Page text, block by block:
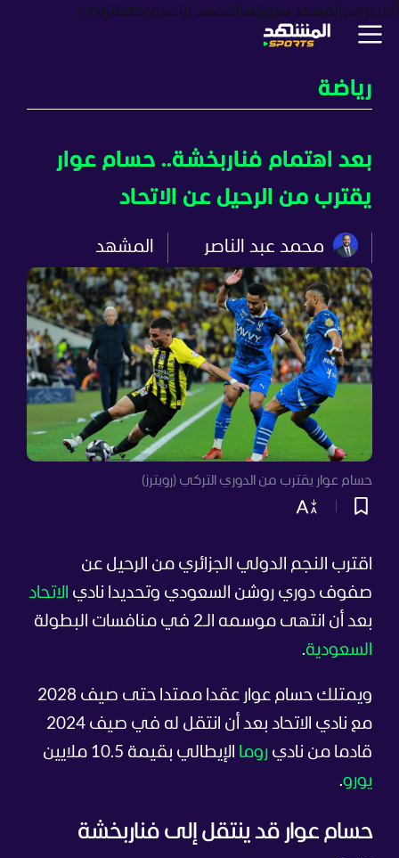
أخبار برامجالمشهد سبورتسالمشهد بزنسبودكاستترندات
رياضة
بعد اهتمام فناربخشة.. حسام عوار
يقترب من الرحيل عن الاتحاد
محمد عبد الناصر المشهد
حسام عوار يقترب من الدوري التركي (رويترز)
اقترب النجم الدولي الجزائري من الرحيل عن
صفوف دوري روشن السعودي وتحديدا نادي الاتحاد
بعد أن انتهى موسمه الـ2 في منافسات البطولة
السعودية.
ويمتلك حسام عوار عقدا ممتدا حتى صيف 2028
مع نادي الاتحاد بعد أن انتقل له في صيف 2024
قادما من نادي روما الإيطالي بقيمة 10.5 ملايين
يورو.
حسام عوار قد ينتقل إلى فناربخشة